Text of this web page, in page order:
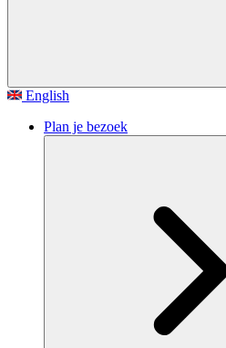
English
Plan je bezoek